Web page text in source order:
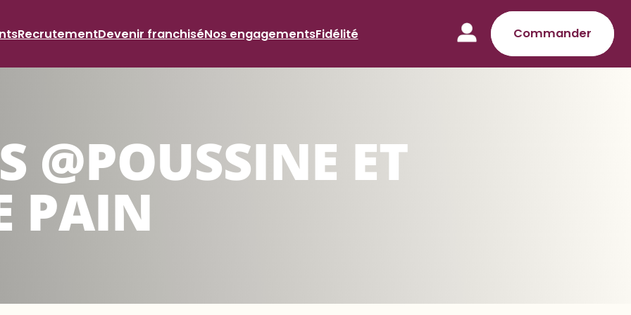
RecrutementDevenir franchiséNos engagementsFidélité Commander
@POUSSINE ET
PAIN